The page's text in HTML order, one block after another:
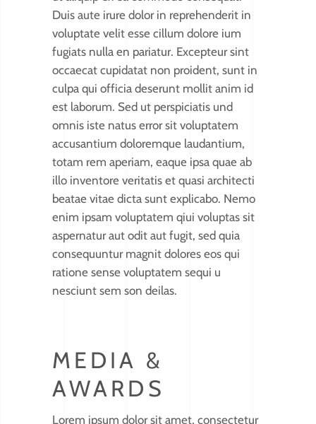
Duis aute irure dolor in reprehenderit in
voluptate velit esse cillum dolore ium
fugiats nulla en pariatur. Excepteur sint
occaecat cupidatat non proident, sunt in
culpa qui officia deserunt mollit anim id
est laborum. Sed ut perspiciatis und
omnis iste natus error sit voluptatem
accusantium doloremque laudantium,
totam rem aperiam, eaque ipsa quae ab
illo inventore veritatis et quasi architecti
beatae vitae dicta sunt explicabo. Nemo
enim ipsam voluptatem qiui voluptas sit
aspernatur aut odit aut fugit, sed quia
consequuntur magnit dolores eos qui
ratione sense voluptatem sequi u
nesciunt sem son deilas.
MEDIA &
AWARDS
Lorem ipsum dolor sit amet, consectetur